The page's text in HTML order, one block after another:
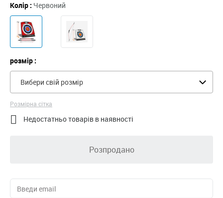
Колір : Червоний
розмір :
Вибери свій розмір
Розмірна сітка
 Недостатньо товарів в наявності
Розпродано